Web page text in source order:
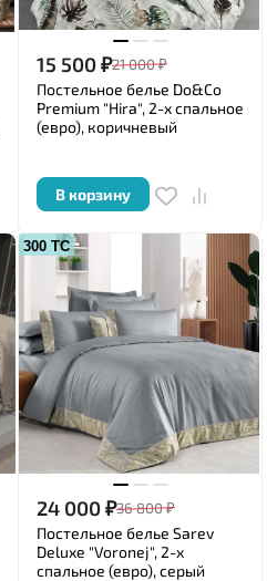
15 500₽21 000₽
Постельное белье Do&Co
Premium "Hira", 2-х спальное
(евро), коричневый
В корзину
300 ТС
24 000₽36 800₽
Постельное белье Sarev
Deluxe "Voronej", 2-х
спальное (евро), серый